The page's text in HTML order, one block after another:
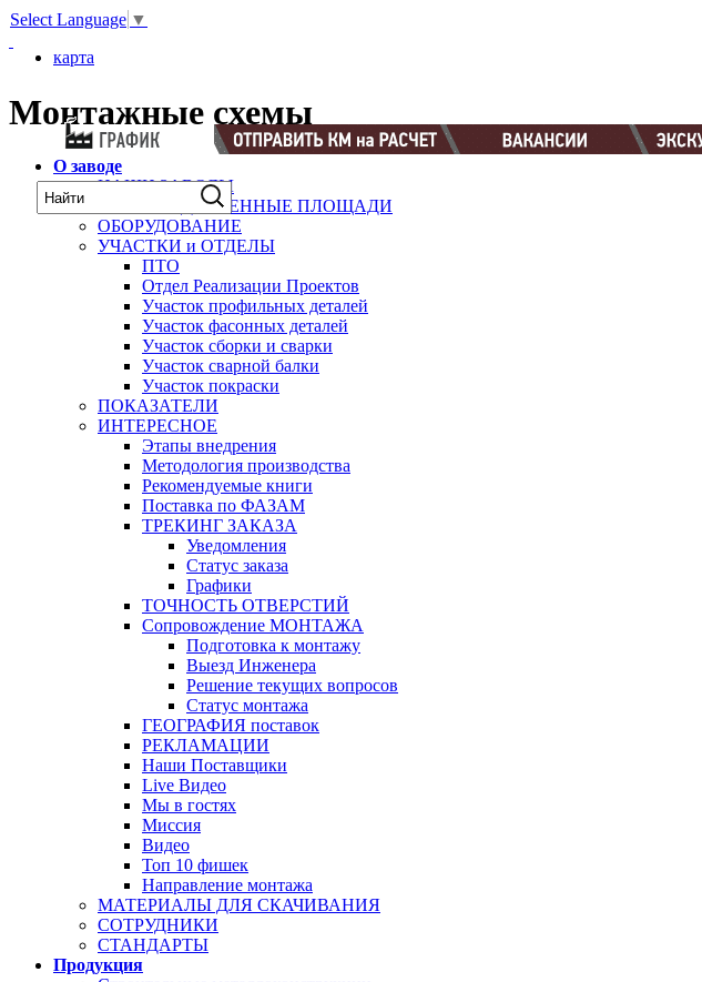
Select Language ▼
карта
Монтажные схемы
О заводе
НАШИ ЗАВОДЫ
ПРОИЗВОДСТВЕННЫЕ ПЛОЩАДИ
ОБОРУДОВАНИЕ
УЧАСТКИ и ОТДЕЛЫ
ПТО
Отдел Реализации Проектов
Участок профильных деталей
Участок фасонных деталей
Участок сборки и сварки
Участок сварной балки
Участок покраски
ПОКАЗАТЕЛИ
ИНТЕРЕСНОЕ
Этапы внедрения
Методология производства
Рекомендуемые книги
Поставка по ФАЗАМ
ТРЕКИНГ ЗАКАЗА
Уведомления
Статус заказа
Графики
ТОЧНОСТЬ ОТВЕРСТИЙ
Сопровождение МОНТАЖА
Подготовка к монтажу
Выезд Инженера
Решение текущих вопросов
Статус монтажа
ГЕОГРАФИЯ поставок
РЕКЛАМАЦИИ
Наши Поставщики
Live Видео
Мы в гостях
Миссия
Видео
Топ 10 фишек
Направление монтажа
МАТЕРИАЛЫ ДЛЯ СКАЧИВАНИЯ
СОТРУДНИКИ
СТАНДАРТЫ
Продукция